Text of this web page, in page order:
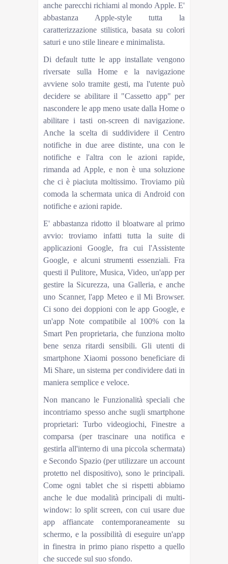
anche parecchi richiami al mondo Apple. E'
abbastanza Apple-style tutta la
caratterizzazione stilistica, basata su colori
saturi e uno stile lineare e minimalista.
Di default tutte le app installate vengono
riversate sulla Home e la navigazione
avviene solo tramite gesti, ma l'utente può
decidere se abilitare il "Cassetto app" per
nascondere le app meno usate dalla Home o
abilitare i tasti on-screen di navigazione.
Anche la scelta di suddividere il Centro
notifiche in due aree distinte, una con le
notifiche e l'altra con le azioni rapide,
rimanda ad Apple, e non è una soluzione
che ci è piaciuta moltissimo. Troviamo più
comoda la schermata unica di Android con
notifiche e azioni rapide.
E' abbastanza ridotto il bloatware al primo
avvio: troviamo infatti tutta la suite di
applicazioni Google, fra cui l'Assistente
Google, e alcuni strumenti essenziali. Fra
questi il Pulitore, Musica, Video, un'app per
gestire la Sicurezza, una Galleria, e anche
uno Scanner, l'app Meteo e il Mi Browser.
Ci sono dei doppioni con le app Google, e
un'app Note compatibile al 100% con la
Smart Pen proprietaria, che funziona molto
bene senza ritardi sensibili. Gli utenti di
smartphone Xiaomi possono beneficiare di
Mi Share, un sistema per condividere dati in
maniera semplice e veloce.
Non mancano le Funzionalità speciali che
incontriamo spesso anche sugli smartphone
proprietari: Turbo videogiochi, Finestre a
comparsa (per trascinare una notifica e
gestirla all'interno di una piccola schermata)
e Secondo Spazio (per utilizzare un account
protetto nel dispositivo), sono le principali.
Come ogni tablet che si rispetti abbiamo
anche le due modalità principali di multi-
window: lo split screen, con cui usare due
app affiancate contemporaneamente su
schermo, e la possibilità di eseguire un'app
in finestra in primo piano rispetto a quello
che succede sul suo sfondo.